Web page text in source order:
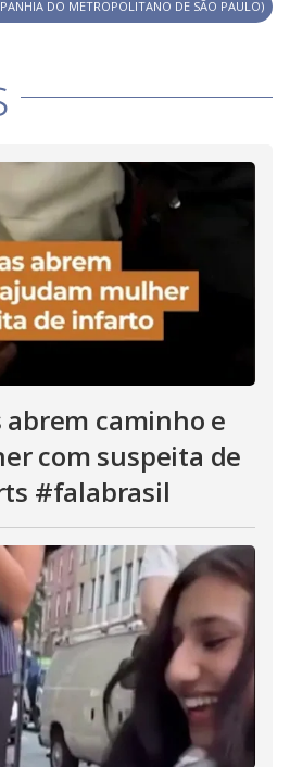
V
i
d
e
o
DO METROPOLITANO DE SÃO PAULO)
caminho e
com suspeita de
#falabrasil